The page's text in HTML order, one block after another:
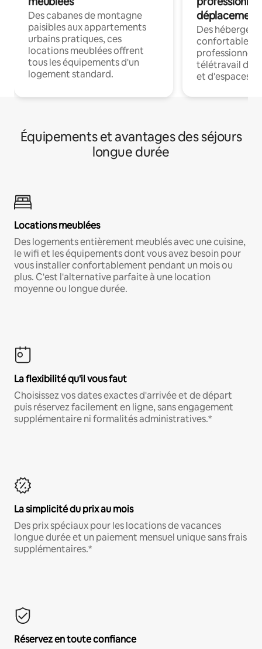
Des cabanes de montagne
paisibles aux appartements
urbains pratiques, ces
locations meublées offrent
tous les équipements d'un
logement standard.
déplacement
Des
confortables
professionnels
télétravail
et d'espaces
Équipements et avantages des séjours
longue durée
Locations meublées
Des logements entièrement meublés avec une cuisine,
le wifi et les équipements dont vous avez besoin pour
vous installer confortablement pendant un mois ou
plus. C'est l'alternative parfaite à une location
moyenne ou longue durée.
La flexibilité qu'il vous faut
Choisissez vos dates exactes d'arrivée et de départ
puis réservez facilement en ligne, sans engagement
supplémentaire ni formalités administratives.*
La simplicité du prix au mois
Des prix spéciaux pour les locations de vacances
longue durée et un paiement mensuel unique sans frais
supplémentaires.*
Réservez en toute confiance